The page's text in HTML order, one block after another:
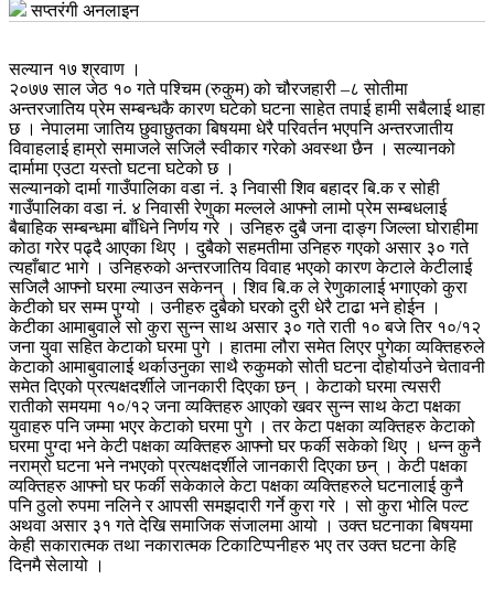
सप्तरंगी अनलाइन
सल्यान १७ श्रवाण ।
२०७७ साल जेठ १० गते पश्चिम (रुकुम) को चौरजहारी –८ सोतीमा
अन्तरजातिय प्रेम सम्बन्धकै कारण घटेको घटना साहेत तपाई हामी सबैलाई थाहा
छ । नेपालमा जातिय छुवाछुतका बिषयमा धेरै परिवर्तन भएपनि अन्तरजातीय
विवाहलाई हाम्रो समाजले सजिलै स्वीकार गरेको अवस्था छैन । सल्यानको
दार्मामा एउटा यस्तो घटना घटेको छ ।
सल्यानको दार्मा गाउँपालिका वडा नं. ३ निवासी शिव बहादर बि.क र सोही
गाउँपालिका वडा नं. ४ निवासी रेणुका मल्लले आफ्नो लामो प्रेम सम्बधलाई
बैबाहिक सम्बन्धमा बाँधिने निर्णय गरे । उनिहरु दुबै जना दाङ्ग जिल्ला घोराहीमा
कोठा गरेर पढ्दै आएका थिए । दुबैको सहमतीमा उनिहरु गएको असार ३० गते
त्यहाँबाट भागे । उनिहरुको अन्तरजातिय विवाह भएको कारण केटाले केटीलाई
सजिलै आफ्नो घरमा ल्याउन सकेनन् । शिव बि.क ले रेणुकालाई भगाएको कुरा
केटीको घर सम्म पुग्यो । उनीहरु दुबैको घरको दुरी धेरै टाढा भने होईन ।
केटीका आमाबुवाले सो कुरा सुन्न साथ असार ३० गते राती १० बजे तिर १०/१२
जना युवा सहित केटाको घरमा पुगे । हातमा लौरा समेत लिएर पुगेका व्यक्तिहरुले
केटाको आमाबुवालाई थर्काउनुका साथै रुकुमको सोती घटना दोहोर्याउने चेतावनी
समेत दिएको प्रत्यक्षदर्शीले जानकारी दिएका छन् । केटाको घरमा त्यसरी
रातीको समयमा १०/१२ जना व्यक्तिहरु आएको खवर सुन्न साथ केटा पक्षका
युवाहरु पनि जम्मा भएर केटाको घरमा पुगे । तर केटा पक्षका व्यक्तिहरु केटाको
घरमा पुग्दा भने केटी पक्षका व्यक्तिहरु आफ्नो घर फर्की सकेको थिए । धन्न कुनै
नराम्रो घटना भने नभएको प्रत्यक्षदर्शीले जानकारी दिएका छन् । केटी पक्षका
व्यक्तिहरु आफ्नो घर फर्की सकेकाले केटा पक्षका व्यक्तिहरुले घटनालाई कुनै
पनि ठुलो रुपमा नलिने र आपसी समझदारी गर्ने कुरा गरे । सो कुरा भोलि पल्ट
अथवा असार ३१ गते देखि समाजिक संजालमा आयो । उक्त घटनाका बिषयमा
केही सकारात्मक तथा नकारात्मक टिकाटिप्पनीहरु भए तर उक्त घटना केहि
दिनमै सेलायो ।